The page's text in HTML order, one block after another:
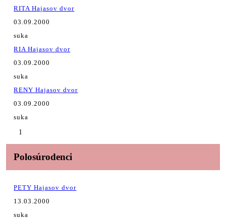
RITA Hajasov dvor
03.09.2000
suka
RIA Hajasov dvor
03.09.2000
suka
RENY Hajasov dvor
03.09.2000
suka
1
Polosúrodenci
PETY Hajasov dvor
13.03.2000
suka